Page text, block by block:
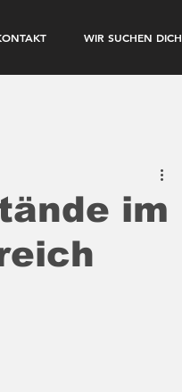
WIR SUCHEN DICH
im